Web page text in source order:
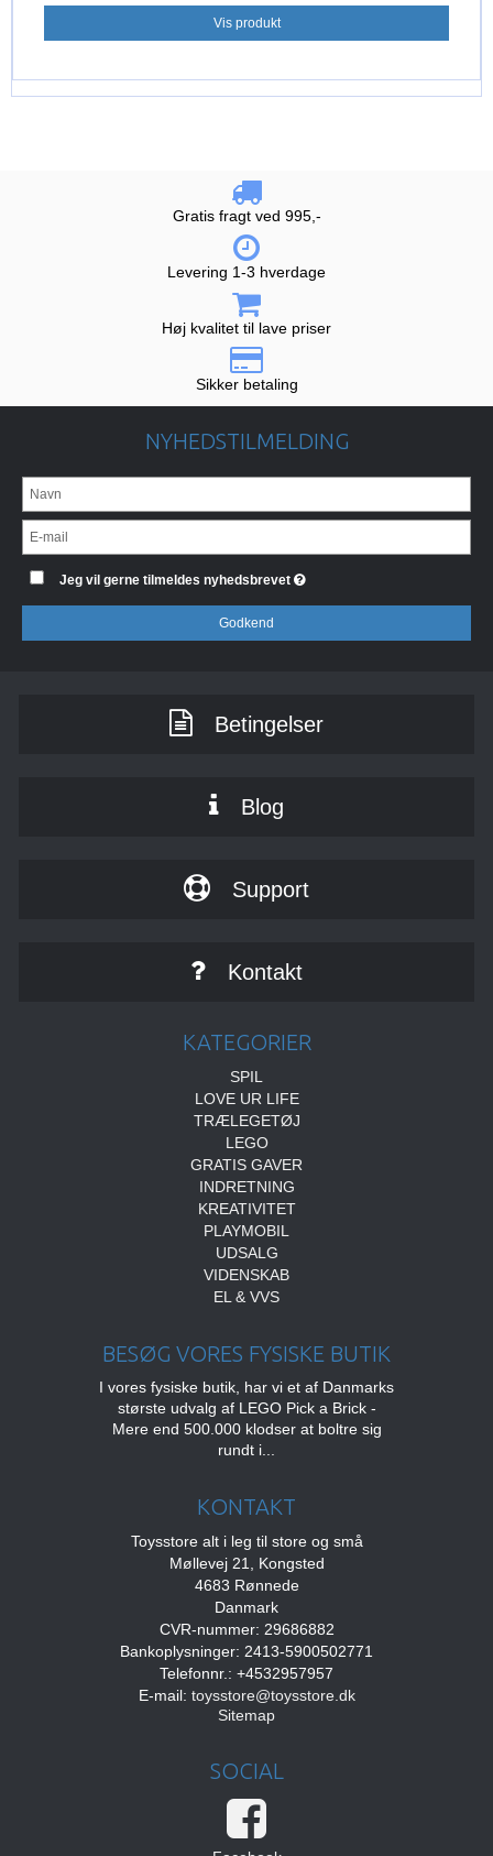
Vis produkt
Gratis fragt ved 995,-
Levering 1-3 hverdage
Høj kvalitet til lave priser
Sikker betaling
NYHEDSTILMELDING
Jeg vil gerne tilmeldes nyhedsbrevet
Godkend
Betingelser
Blog
Support
Kontakt
KATEGORIER
SPIL
LOVE UR LIFE
TRÆLEGETØJ
LEGO
GRATIS GAVER
INDRETNING
KREATIVITET
PLAYMOBIL
UDSALG
VIDENSKAB
EL & VVS
BESØG VORES FYSISKE BUTIK
I vores fysiske butik, har vi et af Danmarks
største udvalg af LEGO Pick a Brick -
Mere end 500.000 klodser at boltre sig
rundt i...
KONTAKT
Toysstore alt i leg til store og små
Møllevej 21, Kongsted
4683 Rønnede
Danmark
CVR-nummer: 29686882
Bankoplysninger: 2413-5900502771
Telefonnr.: +4532957957
E-mail: toysstore@toysstore.dk
Sitemap
SOCIAL